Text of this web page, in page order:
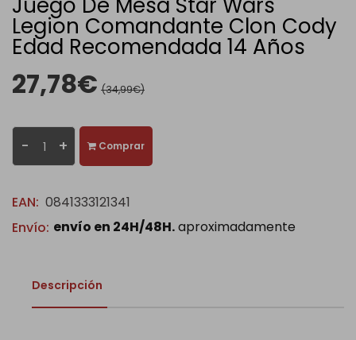
Legion Comandante Clon Cody
Edad Recomendada 14 Años
27,78€ (34,99€)
- + Comprar
EAN: 0841333121341
Envío: envío en 24H/48H.aproximadamente
Descripción